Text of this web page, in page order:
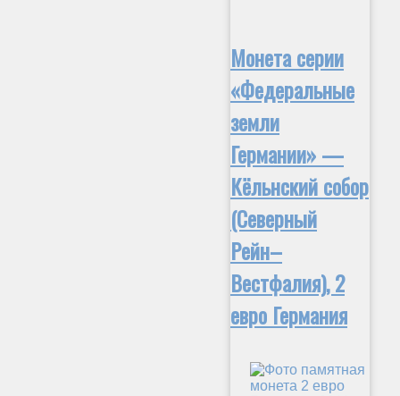
Монета серии
«Федеральные
земли
Германии» —
Кёльнский собор
(Северный
Рейн–
Вестфалия), 2
евро Германия